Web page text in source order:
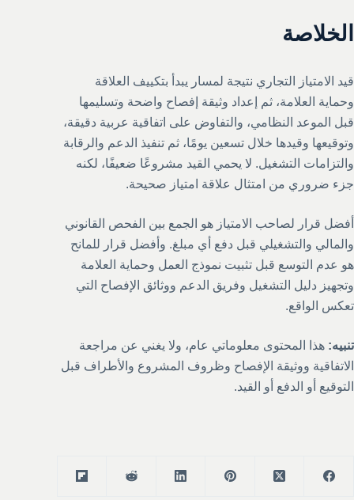
الخلاصة
قيد الامتياز التجاري نتيجة لمسار يبدأ بتكييف العلاقة
وحماية العلامة، ثم إعداد وثيقة إفصاح واضحة وتسليمها
قبل الموعد النظامي، والتفاوض على اتفاقية عربية دقيقة،
وتوقيعها وقيدها خلال تسعين يومًا، ثم تنفيذ الدعم والرقابة
والتزامات التشغيل. لا يحمي القيد مشروعًا ضعيفًا، لكنه
جزء ضروري من امتثال علاقة امتياز صحيحة.
أفضل قرار لصاحب الامتياز هو الجمع بين الفحص القانوني
والمالي والتشغيلي قبل دفع أي مبلغ. وأفضل قرار للمانح
هو عدم التوسع قبل تثبيت نموذج العمل وحماية العلامة
وتجهيز دليل التشغيل وفريق الدعم ووثائق الإفصاح التي
تعكس الواقع.
تنبيه: هذا المحتوى معلوماتي عام، ولا يغني عن مراجعة
الاتفاقية ووثيقة الإفصاح وظروف المشروع والأطراف قبل
التوقيع أو الدفع أو القيد.